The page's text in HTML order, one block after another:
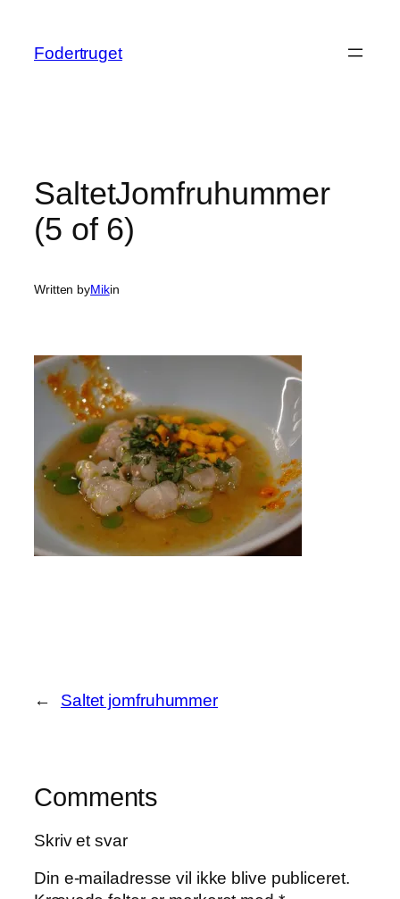
indhold
Fodertruget
SaltetJomfruhummer
(5 of 6)
Written byMikin
← Saltet jomfruhummer
Comments
Skriv et svar
Din e-mailadresse vil ikke blive publiceret.